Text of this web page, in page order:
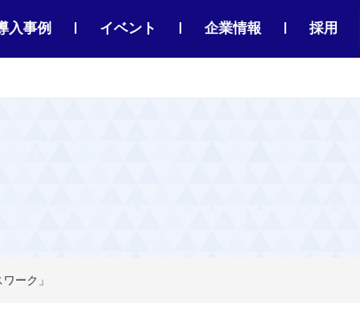
入事例 | イベント | 企業情報 | 採用
ーク」